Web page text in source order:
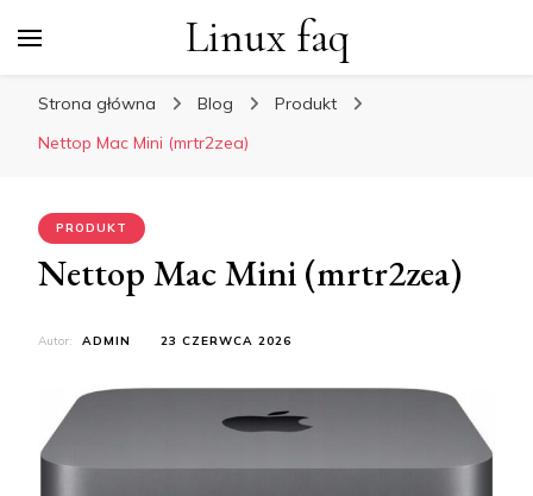
Linux faq
Strona główna Blog
Produkt
Nettop Mac Mini (mrtr2zea)
PRODUKT
Nettop Mac Mini (mrtr2zea)
Autor: ADMIN 23 CZERWCA 2026